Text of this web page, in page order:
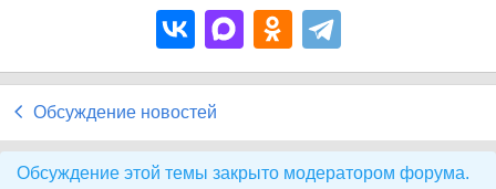
Обсуждение новостей
Обсуждение этой темы закрыто модератором форума.